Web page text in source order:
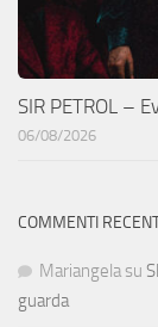
SIR PETROL –
06/08/2026
COMMENTI
Mariangela su
guarda